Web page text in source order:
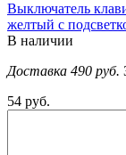
Выключатель
желтый с
В наличии
Доставка 490 руб.
54 руб.